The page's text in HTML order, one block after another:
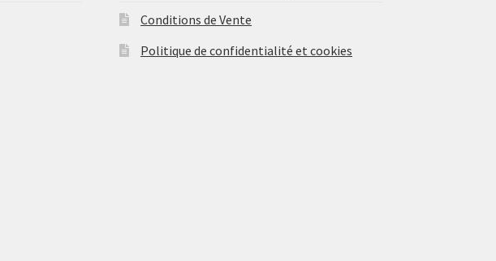
Conditions de Vente
Politique de confidentialité et cookies